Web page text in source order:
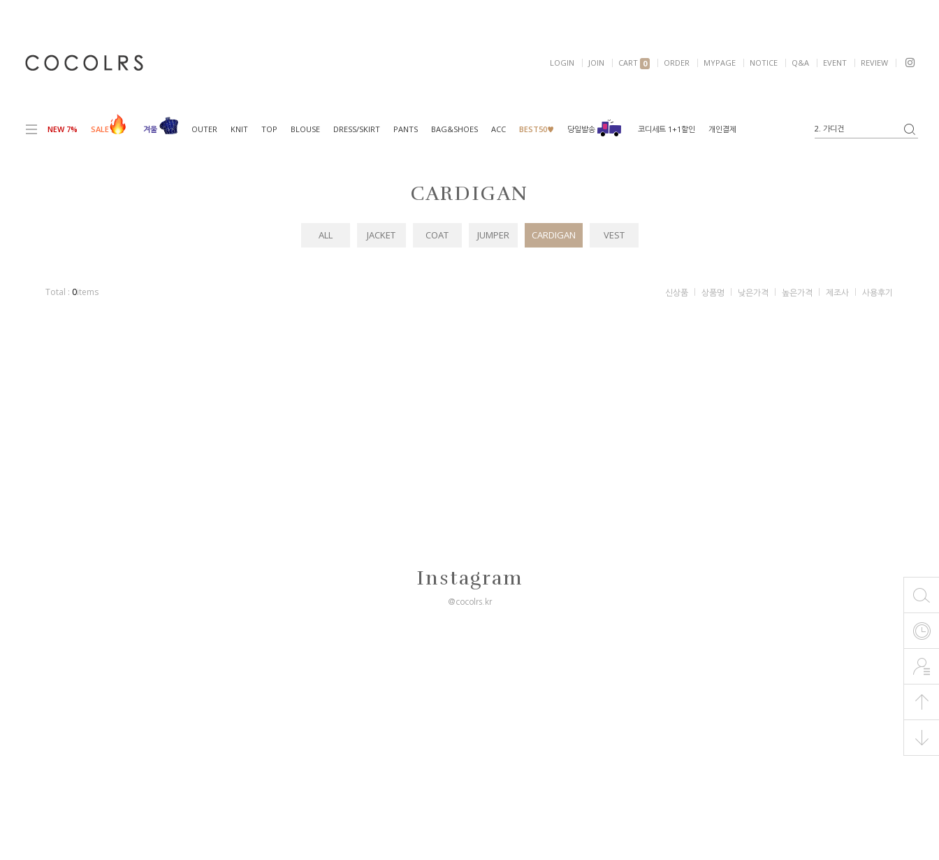
NOTICE Q&A EVENT REVIEW
LOGIN JOIN CART 0 ORDER MYPAGE
NEW 7% SALE 겨울 OUTER KNIT TOP BLOUSE DRESS/SKIRT PANTS BAG&SHOES ACC BEST50♥ 당일발송 코디세트 1+1할인 개인결제
2. 가디건
CARDIGAN
ALL JACKET COAT JUMPER CARDIGAN VEST
Total : 0items 신상품 상품명 낮은가격 높은가격 제조사 사용후기
Instagram
@cocolrs.kr